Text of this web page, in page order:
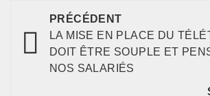
PRÉCÉDENT
LA MISE EN PLACE DU
DOIT ÊTRE SOUPLE ET
NOS SALARIÉS